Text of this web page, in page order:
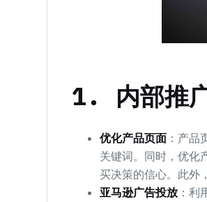
1. 内部推
优化产品页面：产品
关键词。同时，优化
买决策的信心。此外
亚马逊广告投放：利